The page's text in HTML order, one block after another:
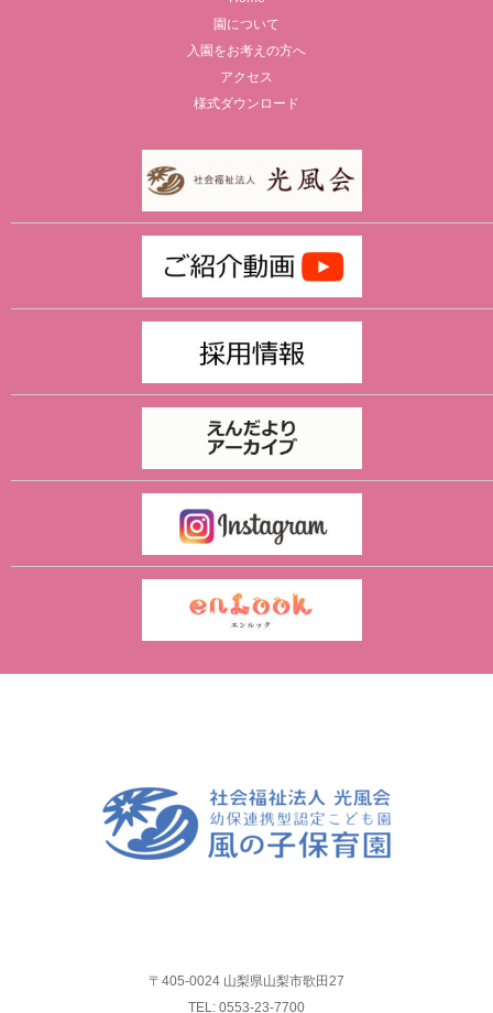
園について
入園をお考えの方へ
アクセス
様式ダウンロード
〒405-0024 山梨県山梨市歌田27
TEL: 0553-23-7700